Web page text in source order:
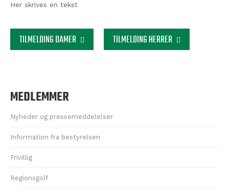
Her skrives en tekst
TILMELDING DAMER TILMELDING HERRER
MEDLEMMER
Nyheder og pressemeddelelser
Information fra bestyrelsen
Frivillig
Regionsgolf